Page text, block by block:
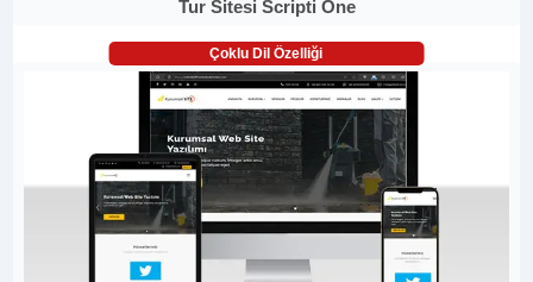
Tur Sitesi Scripti One
Çoklu Dil Özelliği